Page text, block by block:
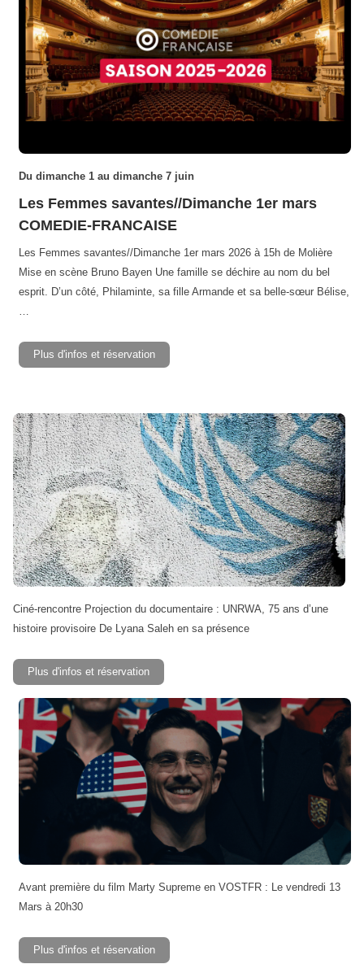
Du dimanche 1 au dimanche 7 juin
Les Femmes savantes//Dimanche 1er mars
COMEDIE-FRANCAISE
Les Femmes savantes//Dimanche 1er mars 2026 à 15h de Molière
Mise en scène Bruno Bayen Une famille se déchire au nom du bel
esprit. D’un côté, Philaminte, sa fille Armande et sa belle-sœur Bélise,
…
Plus d'infos et réservation
Ciné-rencontre Projection du documentaire : UNRWA, 75 ans d’une
histoire provisoire De Lyana Saleh en sa présence
Plus d'infos et réservation
Avant première du film Marty Supreme en VOSTFR : Le vendredi 13
Mars à 20h30
Plus d'infos et réservation